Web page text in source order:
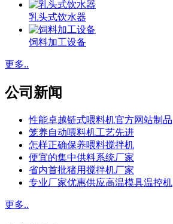
乳头式饮水器
饲料加工设备
更多..
公司新闻
性能卓越链式喂料机官方网站制品
笼养自动喂料机工艺先进
怎样正确保养喂料搅拌机
便宜的集中供料系统厂家
省内首批猪用搅拌机厂家
专业厂家优惠供应高温模具温控机
更多..